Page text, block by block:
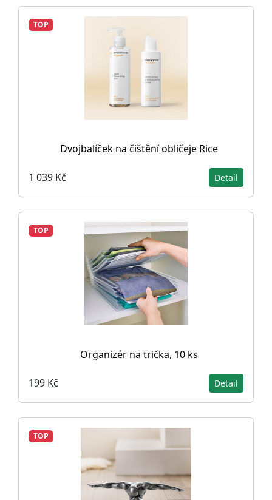
TOP
Dvojbalíček na čištění obličeje Rice
1 039 Kč Detail
TOP
Organizér na trička, 10 ks
199 Kč Detail
TOP